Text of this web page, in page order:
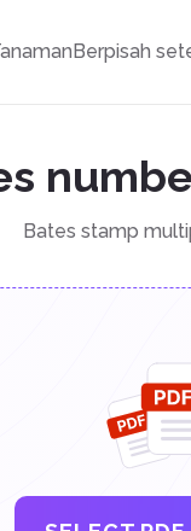
Berpisah
Bates stamp